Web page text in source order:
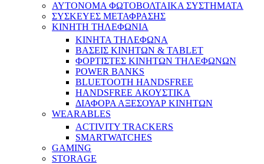
ΑΥΤΟΝΟΜΑ ΦΩΤΟΒΟΛΤΑΙΚΑ ΣΥΣΤΗΜΑΤΑ
ΣΥΣΚΕΥΕΣ ΜΕΤΑΦΡΑΣΗΣ
ΚΙΝΗΤΗ ΤΗΛΕΦΩΝΙΑ
ΚΙΝΗΤΑ ΤΗΛΕΦΩΝΑ
ΒΑΣΕΙΣ ΚΙΝΗΤΩΝ & TABLET
ΦΟΡΤΙΣΤΕΣ ΚΙΝΗΤΩΝ ΤΗΛΕΦΩΝΩΝ
POWER BANKS
BLUETOOTH HANDSFREE
HANDSFREE ΑΚΟΥΣΤΙΚΑ
ΔΙΑΦΟΡΑ ΑΞΕΣΟΥΑΡ ΚΙΝΗΤΩΝ
WEARABLES
ACTIVITY TRACKERS
SMARTWATCHES
GAMING
STORAGE